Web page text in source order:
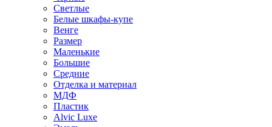
Светлые
Белые шкафы-купе
Венге
Размер
Маленькие
Большие
Средние
Отделка и материал
МДФ
Пластик
Alvic Luxe